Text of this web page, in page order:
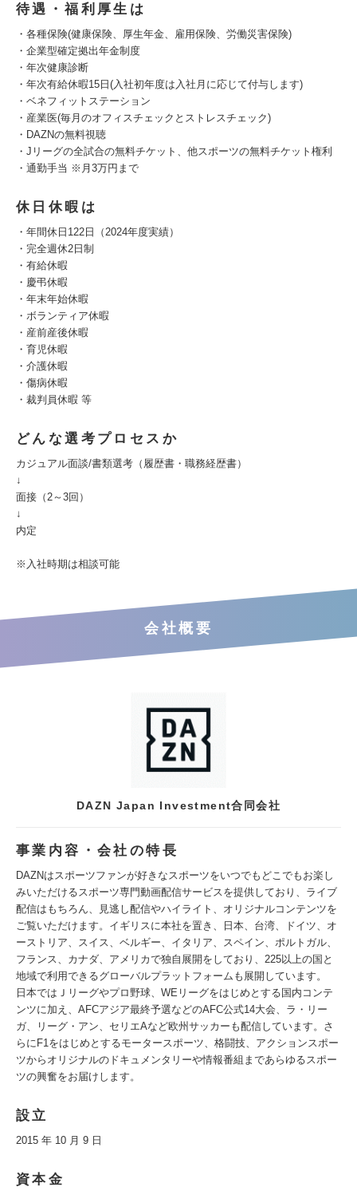
待遇・福利厚生は
・各種保険(健康保険、厚生年金、雇用保険、労働災害保険)
・企業型確定拠出年金制度
・年次健康診断
・年次有給休暇15日(入社初年度は入社月に応じて付与します)
・ベネフィットステーション
・産業医(毎月のオフィスチェックとストレスチェック)
・DAZNの無料視聴
・Jリーグの全試合の無料チケット、他スポーツの無料チケット権利
・通勤手当 ※月3万円まで
休日休暇は
・年間休日122日（2024年度実績）
・完全週休2日制
・有給休暇
・慶弔休暇
・年末年始休暇
・ボランティア休暇
・産前産後休暇
・育児休暇
・介護休暇
・傷病休暇
・裁判員休暇 等
どんな選考プロセスか
カジュアル面談/書類選考（履歴書・職務経歴書）
↓
面接（2～3回）
↓
内定
※入社時期は相談可能
会社概要
DAZN Japan Investment合同会社
事業内容・会社の特長
DAZNはスポーツファンが好きなスポーツをいつでもどこでもお楽し
みいただけるスポーツ専門動画配信サービスを提供しており、ライブ
配信はもちろん、見逃し配信やハイライト、オリジナルコンテンツを
ご覧いただけます。イギリスに本社を置き、日本、台湾、ドイツ、オ
ーストリア、スイス、ベルギー、イタリア、スペイン、ポルトガル、
フランス、カナダ、アメリカで独自展開をしており、225以上の国と
地域で利用できるグローバルプラットフォームも展開しています。
日本ではＪリーグやプロ野球、WEリーグをはじめとする国内コンテ
ンツに加え、AFCアジア最終予選などのAFC公式14大会、ラ・リー
ガ、リーグ・アン、セリエAなど欧州サッカーも配信しています。さ
らにF1をはじめとするモータースポーツ、格闘技、アクションスポー
ツからオリジナルのドキュメンタリーや情報番組まであらゆるスポー
ツの興奮をお届けします。
設立
2015 年 10 月 9 日
資本金